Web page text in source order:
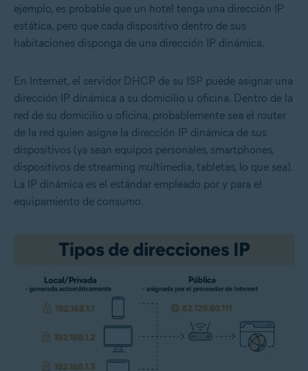
ejemplo, es probable que un hotel tenga una dirección IP
estática, pero que cada dispositivo dentro de sus
habitaciones disponga de una dirección IP dinámica.
En Internet, el servidor DHCP de su ISP puede asignar una
dirección IP dinámica a su domicilio u oficina. Dentro de la
red de su domicilio u oficina, probablemente sea el router
de la red quien asigne la dirección IP dinámica de sus
dispositivos (ya sean equipos personales, smartphones,
dispositivos de streaming multimedia, tabletas, lo que sea).
La IP dinámica es el estándar empleado por y para el
equipamiento de consumo.